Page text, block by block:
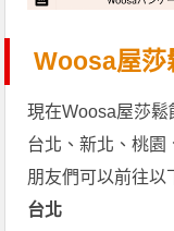
Woosa屋莎
現在Woosa屋莎
台北、新北、桃園
朋友們可以前往以
台北